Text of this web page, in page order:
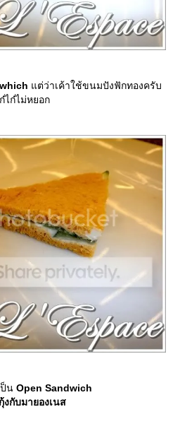
ต่ว่าเค้าใช้ขนมปังฟักทองครับ
ก๋ไก๋ไม่หยอก
น Open Sandwich
งกับมายองเนส